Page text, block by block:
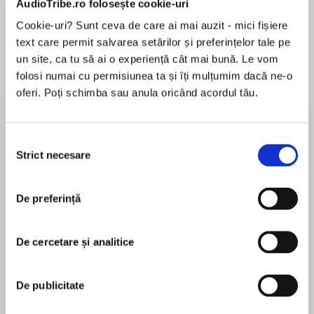
AudioTribe.ro folosește cookie-uri
Cookie-uri? Sunt ceva de care ai mai auzit - mici fișiere
text care permit salvarea setărilor și preferințelor tale pe
un site, ca tu să ai o experiență cât mai bună. Le vom
folosi numai cu permisiunea ta și îți mulțumim dacă ne-o
oferi. Poți schimba sau anula oricând acordul tău.
consimțământului
Strict necesare
De preferință
De cercetare și analitice
De publicitate
Desprecarte
The sequel to THE BLACK JACKALS is set in the
turmoil of the eastern Mediterranean in 1941,
forces.
retreat to England and forced to join the British
their tough experiences in France have not
prepared The Jackals for the savage hand to
hand fighting through the mountains. Lamb’s
limited knowledge of command leaves him
pentru această carte
Iain Gale has strong Scottish and military roots.